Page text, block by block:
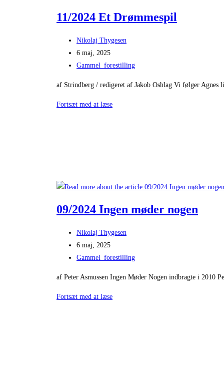
11/2024 Et Drømmespil
Post
author:
Nikolaj Thygesen
Post
published:
6 maj, 2025
Post
Gammel_forestilling
af Strindberg / redigeret af Jakob Oshlag Vi følger
Fortsæt med at læse11/2024
09/2024 Ingen møder nogen
Post
author:
Nikolaj Thygesen
Post
published:
6 maj, 2025
Post
Gammel_forestilling
af Peter Asmussen Ingen Møder Nogen indbragte i 2010
Fortsæt med at læse09/2024